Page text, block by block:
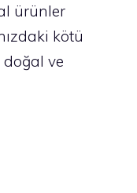
ürünler
kötü
ve